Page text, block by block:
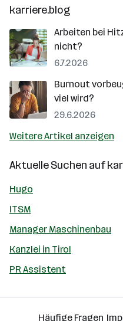
karriere.blog
Arbeiten bei
nicht?
6.7.2026
Burnout
viel wird?
29.6.2026
Weitere Artikel anzeigen
Aktuelle Suchen auf
Hugo
ITSM
Manager Maschinenbau
Kanzlei in Tirol
PR Assistent
Häufige Fragen